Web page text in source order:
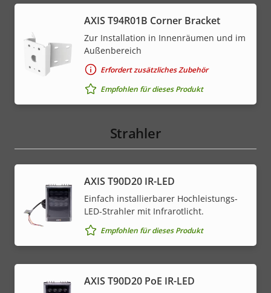
AXIS T94R01B Corner Bracket
Zur Installation in Innenräumen und im
Außenbereich
Erfordert zusätzliches Zubehör
Empfohlen für dieses Produkt
Strahler
AXIS T90D20 IR-LED
Einfach installierbarer Hochleistungs-
LED-Strahler mit Infrarotlicht.
Empfohlen für dieses Produkt
AXIS T90D20 PoE IR-LED